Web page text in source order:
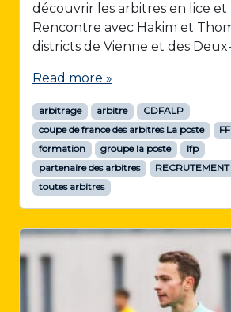
découvrir les arbitres en lice et
Rencontre avec Hakim et
districts de Vienne et des
Read more »
arbitrage arbitre
CDFALP
coupe de france des arbitres La poste
formation
groupe la poste
lfp
partenaire des arbitres
RECRUTEMENT
toutes arbitres